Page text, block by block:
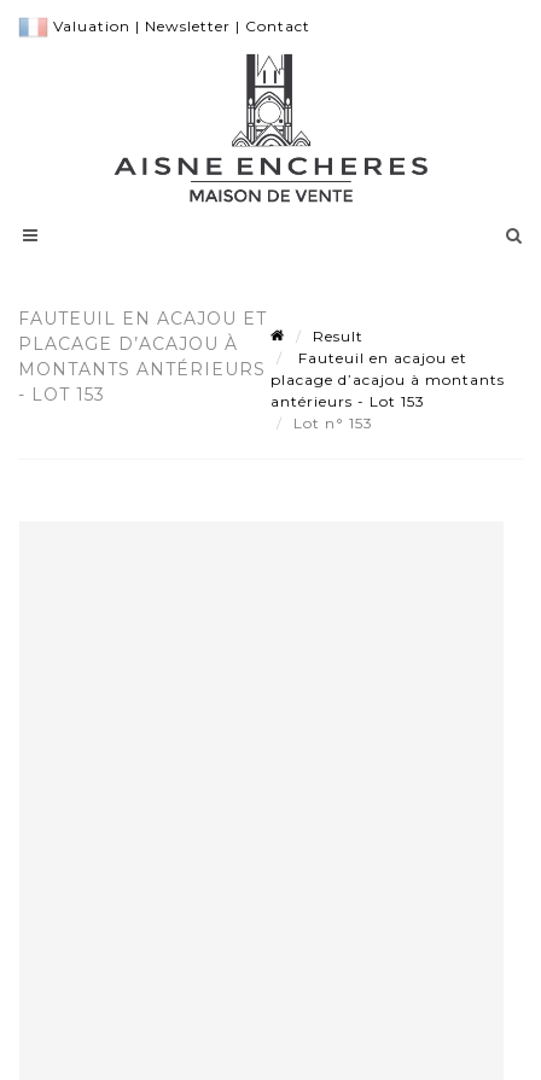
Valuation | Newsletter | Contact
FAUTEUIL EN ACAJOU ET
PLACAGE D’ACAJOU À
MONTANTS ANTÉRIEURS
- LOT 153
Result
Fauteuil en acajou et
placage d’acajou à montants
antérieurs - Lot 153
Lot n° 153